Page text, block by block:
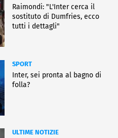
Raimondi: "L'Inter cerca il
sostituto di Dumfries, ecco
tutti i dettagli"
SPORT
Inter, sei pronta al bagno di
folla?
ULTIME NOTIZIE